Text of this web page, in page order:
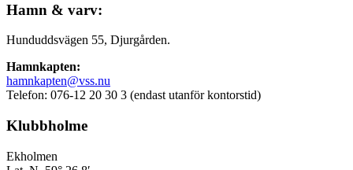
Hamn & varv:
Hunduddsvägen 55, Djurgården.
Hamnkapten:
hamnkapten@vss.nu
Telefon: 076-12 20 30 3 (endast utanför kontorstid)
Klubbholme
Ekholmen